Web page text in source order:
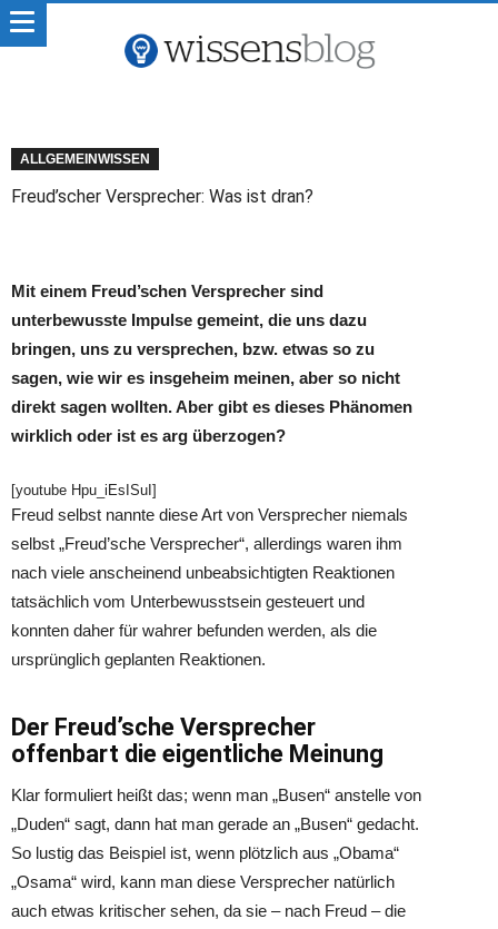
ALLGEMEINWISSEN
Freud’scher Versprecher: Was ist dran?
Mit einem Freud’schen Versprecher sind
unterbewusste Impulse gemeint, die uns dazu
bringen, uns zu versprechen, bzw. etwas so zu
sagen, wie wir es insgeheim meinen, aber so nicht
direkt sagen wollten. Aber gibt es dieses Phänomen
wirklich oder ist es arg überzogen?
[youtube Hpu_iEsISuI]
Freud selbst nannte diese Art von Versprecher niemals
selbst „Freud’sche Versprecher“, allerdings waren ihm
nach viele anscheinend unbeabsichtigten Reaktionen
tatsächlich vom Unterbewusstsein gesteuert und
konnten daher für wahrer befunden werden, als die
ursprünglich geplanten Reaktionen.
Der Freud’sche Versprecher
offenbart die eigentliche Meinung
Klar formuliert heißt das; wenn man „Busen“ anstelle von
„Duden“ sagt, dann hat man gerade an „Busen“ gedacht.
So lustig das Beispiel ist, wenn plötzlich aus „Obama“
„Osama“ wird, kann man diese Versprecher natürlich
auch etwas kritischer sehen, da sie – nach Freud – die